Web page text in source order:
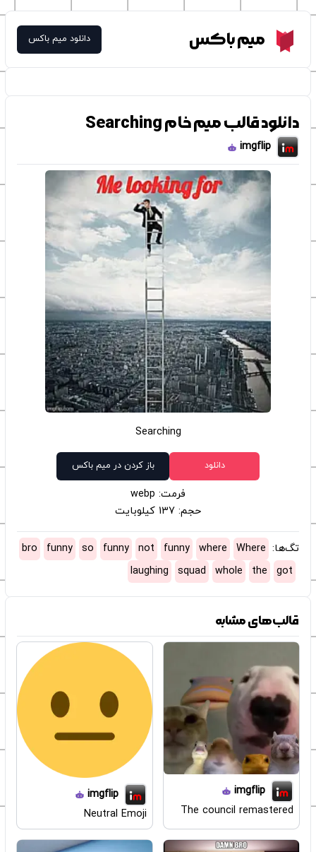
Meme Boxمیم باکس دانلود میم باکس
دانلود قالب میم خام Searching
imgflip
Searching
دانلود باز کردن در میم باکس
فرمت: webp
حجم: 137 کیلوبایت
تگ‌ها: Where
where
funny
not
funny
so
funny
bro
got
the
whole
squad
laughing
قالب‌های مشابه
imgflip
The council remastered
imgflip
Neutral Emoji